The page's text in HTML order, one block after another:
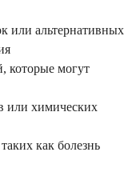
или альтернативных
которые могут
или химических
как болезнь